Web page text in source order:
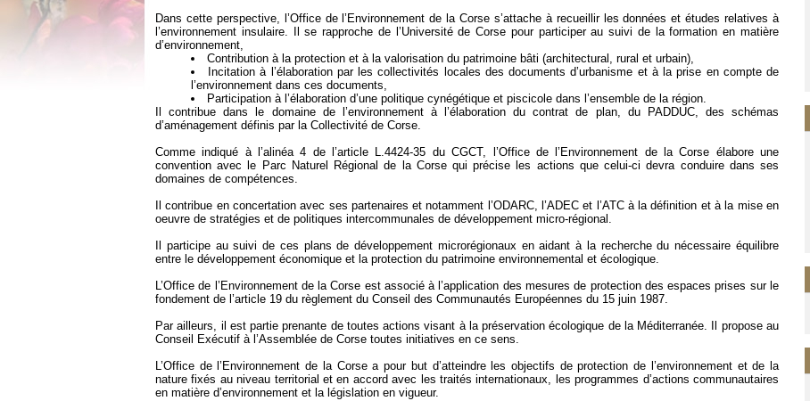
Dans cette perspective, l’Office de l’Environnement de la Corse s’attache à recueillir les données et études relatives à
l’environnement insulaire. Il se rapproche de l’Université de Corse pour participer au suivi de la formation en matière
d’environnement,
Contribution à la protection et à la valorisation du patrimoine bâti (architectural, rural et urbain),
Incitation à l’élaboration par les collectivités locales des documents d’urbanisme et à la prise en compte de
l’environnement dans ces documents,
Participation à l’élaboration d’une politique cynégétique et piscicole dans l’ensemble de la région.
Il contribue dans le domaine de l’environnement à l’élaboration du contrat de plan, du PADDUC, des schémas
d’aménagement définis par la Collectivité de Corse.
Comme indiqué à l’alinéa 4 de l’article L.4424-35 du CGCT, l’Office de l’Environnement de la Corse élabore une
convention avec le Parc Naturel Régional de la Corse qui précise les actions que celui-ci devra conduire dans ses
domaines de compétences.
Il contribue en concertation avec ses partenaires et notamment l’ODARC, l’ADEC et l’ATC à la définition et à la mise en
oeuvre de stratégies et de politiques intercommunales de développement micro-régional.
Il participe au suivi de ces plans de développement microrégionaux en aidant à la recherche du nécessaire équilibre
entre le développement économique et la protection du patrimoine environnemental et écologique.
L’Office de l’Environnement de la Corse est associé à l’application des mesures de protection des espaces prises sur le
fondement de l’article 19 du règlement du Conseil des Communautés Européennes du 15 juin 1987.
Par ailleurs, il est partie prenante de toutes actions visant à la préservation écologique de la Méditerranée. Il propose au
Conseil Exécutif à l’Assemblée de Corse toutes initiatives en ce sens.
L’Office de l’Environnement de la Corse a pour but d’atteindre les objectifs de protection de l’environnement et de la
nature fixés au niveau territorial et en accord avec les traités internationaux, les programmes d’actions communautaires
en matière d’environnement et la législation en vigueur.